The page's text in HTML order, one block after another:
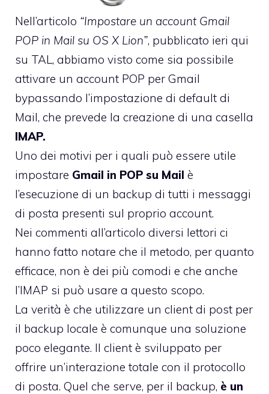
Nell’articolo “Impostare un account Gmail
POP in Mail su OS X Lion”, pubblicato ieri qui
su TAL, abbiamo visto come sia possibile
attivare un account POP per Gmail
bypassando l’impostazione di default di
Mail, che prevede la creazione di una casella
IMAP.
Uno dei motivi per i quali può essere utile
impostare Gmail in POP su Mail è
l’esecuzione di un backup di tutti i messaggi
di posta presenti sul proprio account.
Nei commenti all’articolo diversi lettori ci
hanno fatto notare che il metodo, per quanto
efficace, non è dei più comodi e che anche
l’IMAP si può usare a questo scopo.
La verità è che utilizzare un client di post per
il backup locale è comunque una soluzione
poco elegante. Il client è sviluppato per
offrire un’interazione totale con il protocollo
di posta. Quel che serve, per il backup, è un